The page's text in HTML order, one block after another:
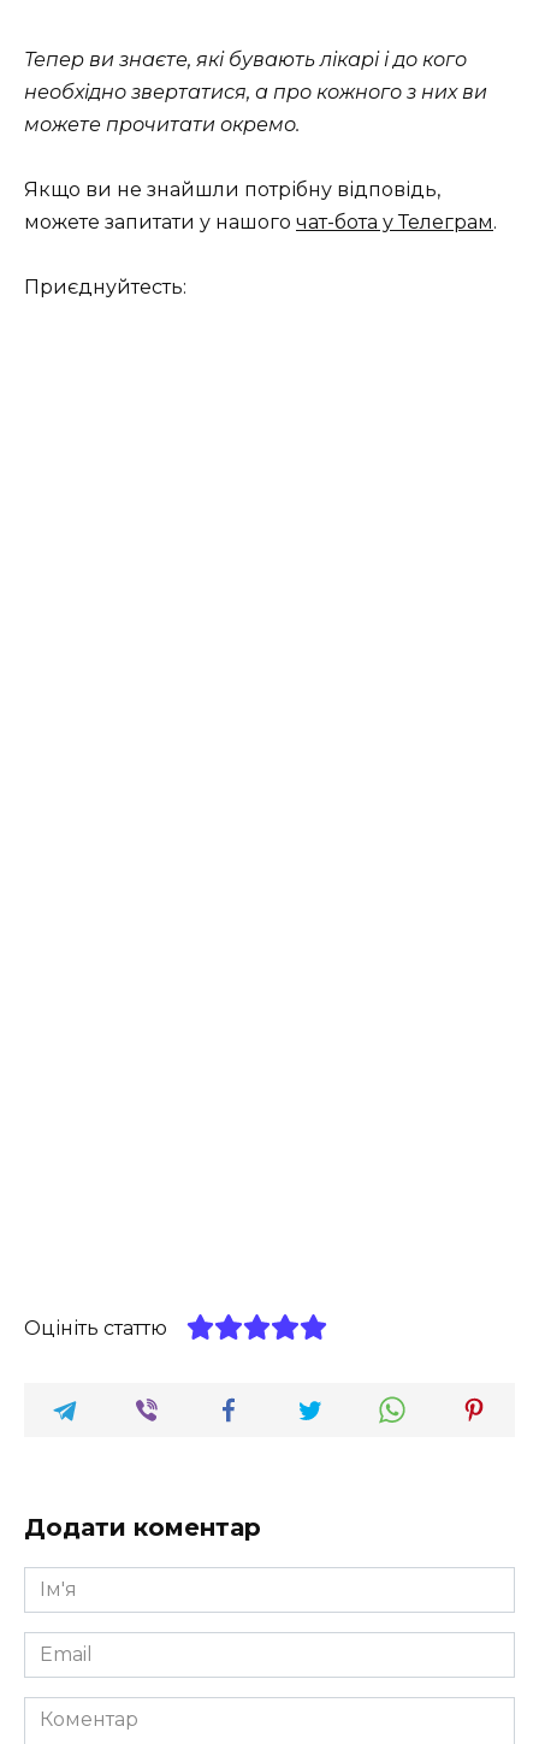
Тепер ви знаєте, які бувають лікарі і до кого
необхідно звертатися, а про кожного з них ви
можете прочитати окремо.
Якщо ви не знайшли потрібну відповідь,
можете запитати у нашого чат-бота у Телеграм.
Приєднуйтесть:
Оцініть статтю
Додати коментар
Ім'я
*
Email
*
Коментар